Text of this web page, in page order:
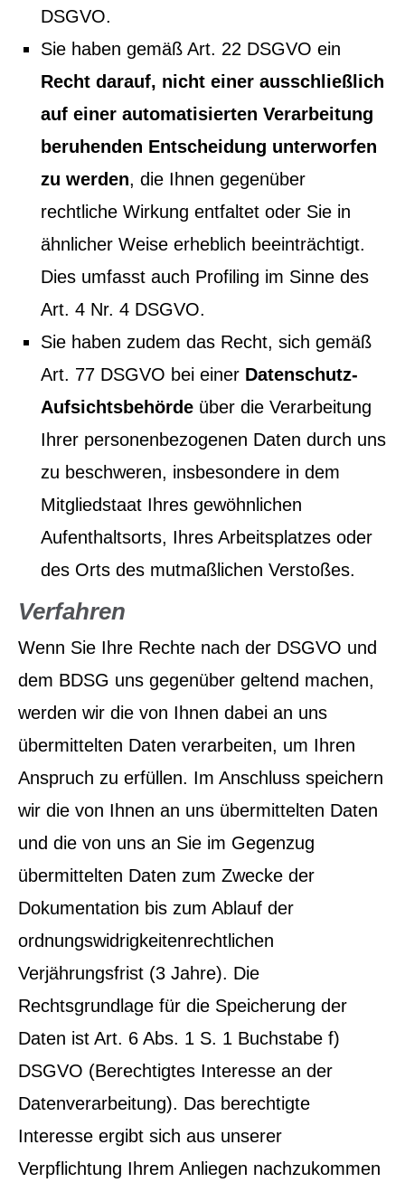
DSGVO.
Sie haben gemäß Art. 22 DSGVO ein
Recht darauf, nicht einer ausschließlich
auf einer automatisierten Verarbeitung
beruhenden Entscheidung unterworfen
zu werden, die Ihnen gegenüber
rechtliche Wirkung entfaltet oder Sie in
ähnlicher Weise erheblich beeinträchtigt.
Dies umfasst auch Profiling im Sinne des
Art. 4 Nr. 4 DSGVO.
Sie haben zudem das Recht, sich gemäß
Art. 77 DSGVO bei einer Datenschutz-
Aufsichtsbehörde über die Verarbeitung
Ihrer personenbezogenen Daten durch uns
zu beschweren, insbesondere in dem
Mitgliedstaat Ihres gewöhnlichen
Aufenthaltsorts, Ihres Arbeitsplatzes oder
des Orts des mutmaßlichen Verstoßes.
Verfahren
Wenn Sie Ihre Rechte nach der DSGVO und
dem BDSG uns gegenüber geltend machen,
werden wir die von Ihnen dabei an uns
übermittelten Daten verarbeiten, um Ihren
Anspruch zu erfüllen. Im Anschluss speichern
wir die von Ihnen an uns übermittelten Daten
und die von uns an Sie im Gegenzug
übermittelten Daten zum Zwecke der
Dokumentation bis zum Ablauf der
ordnungswidrigkeitenrechtlichen
Verjährungsfrist (3 Jahre). Die
Rechtsgrundlage für die Speicherung der
Daten ist Art. 6 Abs. 1 S. 1 Buchstabe f)
DSGVO (Berechtigtes Interesse an der
Datenverarbeitung). Das berechtigte
Interesse ergibt sich aus unserer
Verpflichtung Ihrem Anliegen nachzukommen